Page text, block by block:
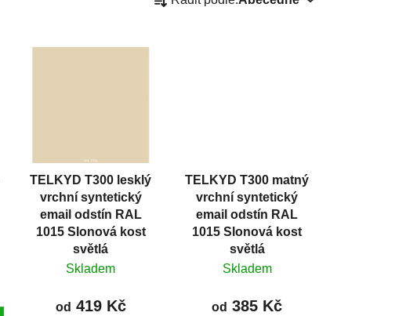
a
TELKYD T300 lesklý
vrchní syntetický
email odstín RAL
1015 Slonová kost
světlá
Skladem
od 419 Kč
TELKYD T300 matný
vrchní syntetický
email odstín RAL
1015 Slonová kost
světlá
Skladem
od 385 Kč